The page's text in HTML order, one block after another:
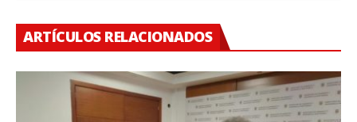
ARTÍCULOS RELACIONADOS